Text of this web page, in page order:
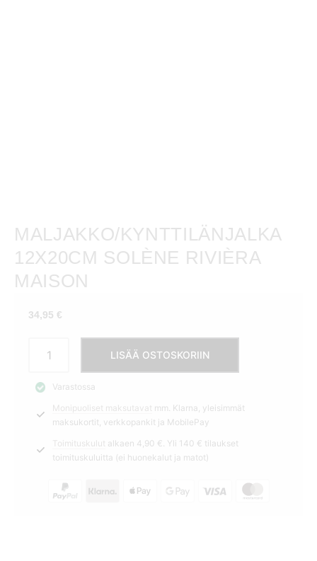
MALJAKKO/KYNTTILÄNJALKA
12X20CM SOLÈNE RIVIÈRA
MAISON
34,95 €
12x20cm
Rivièra
Maison
määrä
LISÄÄ OSTOSKORIIN
Varastossa
Monipuoliset maksutavat
mm. Klarna, yleisimmät
maksukortit, verkkopankit ja MobilePay
Toimituskulut alkaen 4,90 €. Yli 140 € tilaukset
toimituskuluitta (ei huonekalut ja matot)